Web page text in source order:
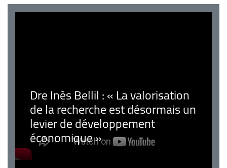
Dre Inès Bellil : « La valorisation
de la recherche est désormais un
levier de développement
économique »